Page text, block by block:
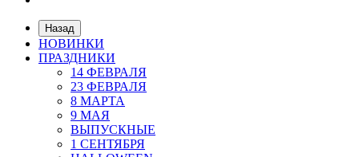
Назад
НОВИНКИ
ПРАЗДНИКИ
14 ФЕВРАЛЯ
23 ФЕВРАЛЯ
8 МАРТА
9 МАЯ
ВЫПУСКНЫЕ
1 СЕНТЯБРЯ